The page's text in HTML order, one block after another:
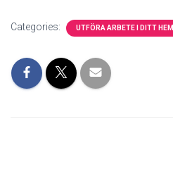
Categories: UTFÖRA ARBETE I DITT HEM